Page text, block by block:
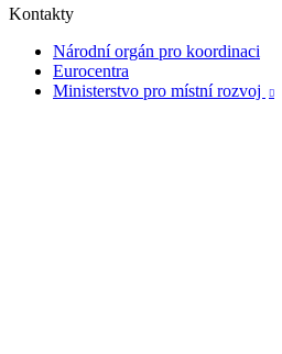
Kontakty
Národní orgán pro koordinaci
Eurocentra
Ministerstvo pro místní rozvoj
